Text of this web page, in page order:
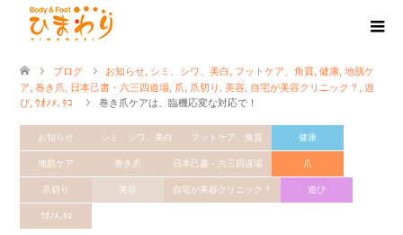
ブログ お知らせ シミ、シワ、美白 フットケア、角質 健康 地肌ケ
ア 巻き爪 日本己書・六三四道場 爪 爪切り 美容 自宅が美容クリニック？
遊
び ｳｵﾉﾒ､ﾀｺ 巻き爪ケアは、臨機応変な対応で！
お知らせ シミ、シワ、美白 フットケア、角質 健康
地肌ケア 巻き爪 日本己書・六三四道場 爪
爪切り 美容 自宅が美容クリニック？ 遊び
ｳｵﾉﾒ､ﾀｺ